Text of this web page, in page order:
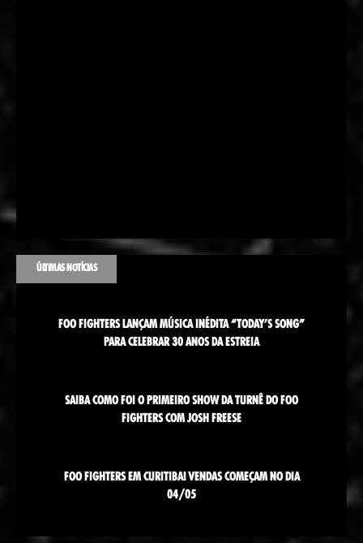
ÚLTIMAS NOTÍCIAS
FOO FIGHTERS LANÇAM MÚSICA INÉDITA “TODAY’S SONG”
PARA CELEBRAR 30 ANOS DA ESTREIA
SAIBA COMO FOI O PRIMEIRO SHOW DA TURNÊ DO FOO
FIGHTERS COM JOSH FREESE
FOO FIGHTERS EM CURITIBA! VENDAS COMEÇAM NO DIA
04/05